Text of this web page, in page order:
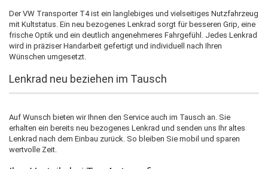
Der VW Transporter T4 ist ein langlebiges und vielseitiges Nutzfahrzeug
mit Kultstatus. Ein neu bezogenes Lenkrad sorgt für besseren Grip, eine
frische Optik und ein deutlich angenehmeres Fahrgefühl. Jedes Lenkrad
wird in präziser Handarbeit gefertigt und individuell nach Ihren
Wünschen umgesetzt.
Lenkrad neu beziehen im Tausch
Auf Wunsch bieten wir Ihnen den Service auch im Tausch an. Sie
erhalten ein bereits neu bezogenes Lenkrad und senden uns Ihr altes
Lenkrad nach dem Einbau zurück. So bleiben Sie mobil und sparen
wertvolle Zeit.